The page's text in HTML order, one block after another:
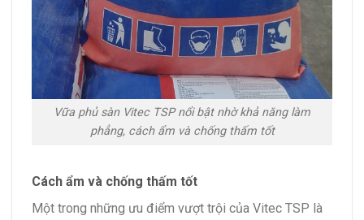
Vữa phủ sàn Vitec TSP nổi bật nhờ khả năng làm
phẳng, cách ẩm và chống thấm tốt
Cách ẩm và chống thấm tốt
Một trong những ưu điểm vượt trội của Vitec TSP là